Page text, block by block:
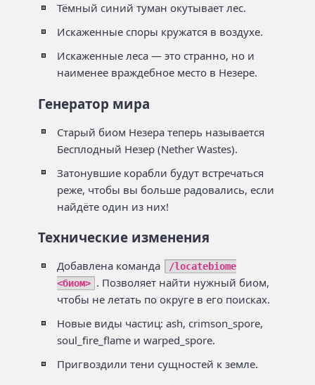
Тёмный синий туман окутывает лес.
Искаженные споры кружатся в воздухе.
Искаженные леса — это странно, но и
наименее враждебное место в Незере.
Генератор мира
Cтарый биом Незера теперь называется
Бесплодный Незер (Nether Wastes).
Затонувшие корабли будут встречаться
реже, чтобы вы больше радовались, если
найдёте один из них!
Технические изменения
Добавлена команда
/locatebiome
<биом> . Позволяет найти нужный биом,
чтобы не летать по округе в его поисках.
Новые виды частиц: ash, crimson_spore,
soul_fire_flame и warped_spore.
Пригвоздили тени сущностей к земле.